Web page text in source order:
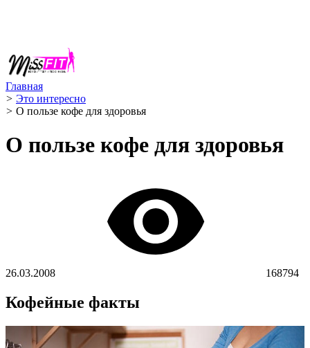
Главная
> Это интересно
> О пользе кофе для здоровья
О пользе кофе для здоровья
26.03.2008 168794
Кофейные факты